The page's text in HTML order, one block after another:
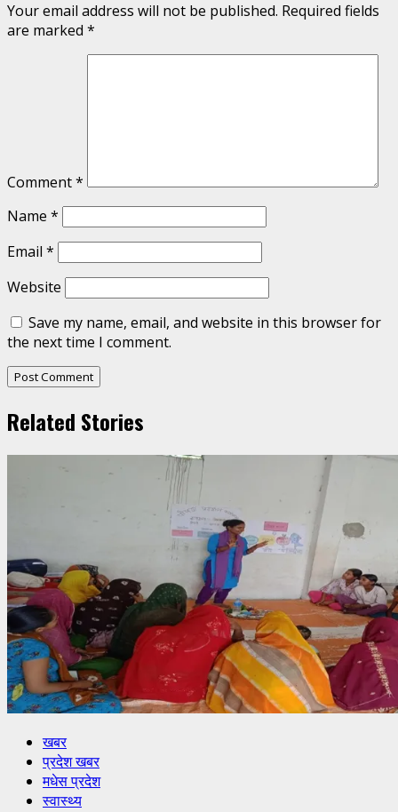
Your email address will not be published. Required fields
are marked *
Comment*
Name *
Email *
Website
Save my name, email, and website in this browser for
the next time I comment.
Related Stories
खबर
प्रदेश खबर
मधेस प्रदेश
स्वास्थ्य